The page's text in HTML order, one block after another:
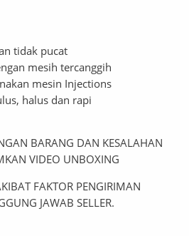
tidak pucat
mesih tercanggih
mesin Injections
halus dan rapi
BARANG DAN KESALAHAN
VIDEO UNBOXING
FAKTOR PENGIRIMAN
JAWAB SELLER.